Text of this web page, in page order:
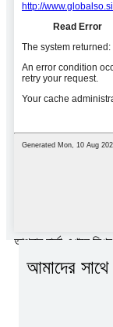
আপনার বার্তা এখানে
আমাদের